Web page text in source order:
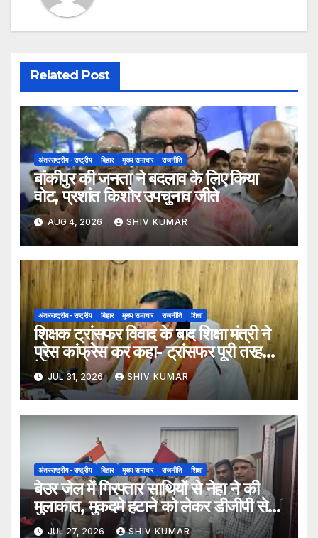
Related Post
अंतरराष्ट्रीय- राष्ट्रीय बिहार मुख्य समाचार राजनीति
बांकीपुर की जनता ने बदलाव के लिए किया
वोट, प्रशांत किशोर उपचुनाव जीते
AUG 4, 2026 SHIV KUMAR
अंतरराष्ट्रीय- राष्ट्रीय बिहार मुख्य समाचार राजनीति शिक्षा
शिक्षक ट्रांसफर विवाद के बाद शिक्षा मंत्री ने
प्रेस कांफ्रेस कर कहा- ट्रांसफर पूरी तरह
ऐच्छिक
JUL 31, 2026 SHIV KUMAR
अंतरराष्ट्रीय- राष्ट्रीय बिहार मुख्य समाचार राजनीति शिक्षा
बेउर जेल में गिरफ्तार साथियों से नेहा ने की
मुलाकात, मुकदमे हटाने को लेकर डीजीपी से
मिला प्रतिनिधिमंडल
JUL 27, 2026 SHIV KUMAR